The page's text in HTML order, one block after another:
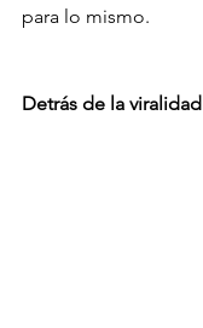
para lo mismo.
Detrás de la viralidad